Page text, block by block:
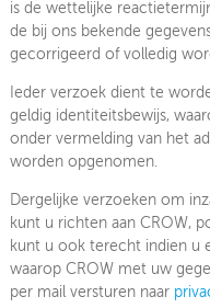
is de wettelijke
de bij ons bekende
gecorrigeerd of volledig
Ieder verzoek dient te
geldig identiteitsbewijs,
onder vermelding van het
worden opgenomen.
Dergelijke verzoeken om
kunt u richten aan CROW,
kunt u ook terecht indien u
waarop CROW met uw
per mail versturen naar